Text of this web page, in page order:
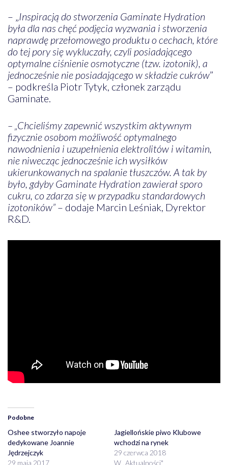
– „Inspiracją do stworzenia Gaminate Hydration
była dla nas chęć podjęcia wyzwania i stworzenia
naprawdę przełomowego produktu o cechach, które
do tej pory się wykluczały, czyli posiadającego
optymalne ciśnienie osmotyczne (tzw. izotonik), a
jednocześnie nie posiadającego w składzie cukrów”
– podkreśla Piotr Tytyk, członek zarządu
Gaminate.
– „Chcieliśmy zapewnić wszystkim aktywnym
fizycznie osobom możliwość optymalnego
nawodnienia i uzupełnienia elektrolitów i witamin,
nie niwecząc jednocześnie ich wysiłków
ukierunkowanych na spalanie tłuszczów. A tak by
było, gdyby Gaminate Hydration zawierał sporo
cukru, co zdarza się w przypadku standardowych
izotoników”– dodaje Marcin Leśniak, Dyrektor
R&D.
Podobne
Oshee stworzyło napoje
dedykowane Joannie
Jędrzejczyk
29 maja 2017
Jagiellońskie piwo Klubowe
wchodzi na rynek
29 czerwca 2018
W „Aktualności"